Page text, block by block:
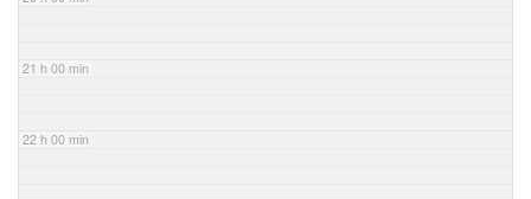
21 h 00 min
22 h 00 min